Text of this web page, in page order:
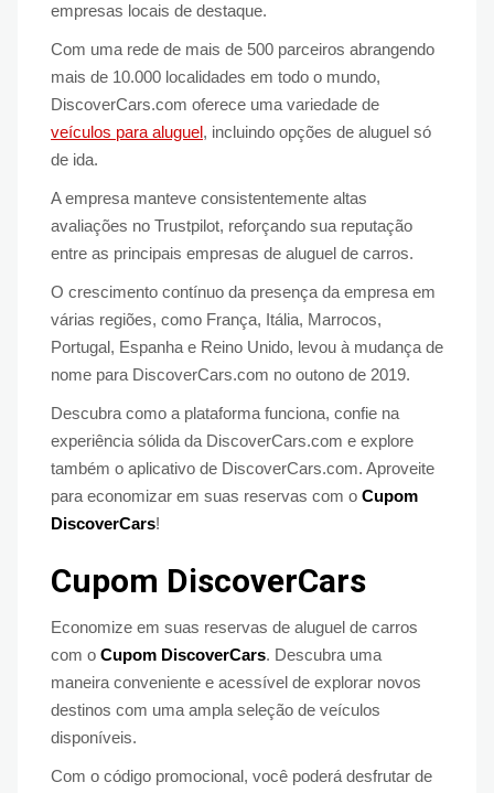
empresas locais de destaque.
Com uma rede de mais de 500 parceiros abrangendo
mais de 10.000 localidades em todo o mundo,
DiscoverCars.com oferece uma variedade de
veículos para aluguel, incluindo opções de aluguel só
de ida.
A empresa manteve consistentemente altas
avaliações no Trustpilot, reforçando sua reputação
entre as principais empresas de aluguel de carros.
O crescimento contínuo da presença da empresa em
várias regiões, como França, Itália, Marrocos,
Portugal, Espanha e Reino Unido, levou à mudança de
nome para DiscoverCars.com no outono de 2019.
Descubra como a plataforma funciona, confie na
experiência sólida da DiscoverCars.com e explore
também o aplicativo de DiscoverCars.com. Aproveite
para economizar em suas reservas com o Cupom
DiscoverCars!
Cupom DiscoverCars
Economize em suas reservas de aluguel de carros
com o Cupom DiscoverCars. Descubra uma
maneira conveniente e acessível de explorar novos
destinos com uma ampla seleção de veículos
disponíveis.
Com o código promocional, você poderá desfrutar de